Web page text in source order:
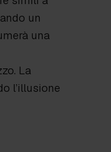
un
una
La
l’illusione